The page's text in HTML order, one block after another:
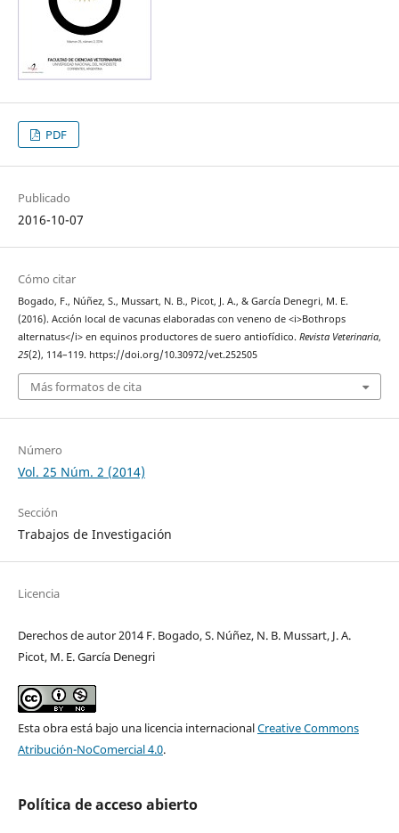
PDF
Publicado
2016-10-07
Cómo citar
Bogado, F., Núñez, S., Mussart, N. B., Picot, J. A., & García Denegri, M. E.
(2016). Acción local de vacunas elaboradas con veneno de <i>Bothrops
alternatus</i> en equinos productores de suero antiofídico. Revista Veterinaria,
25(2), 114–119. https://doi.org/10.30972/vet.252505
Más formatos de cita
Número
Vol. 25 Núm. 2 (2014)
Sección
Trabajos de Investigación
Licencia
Derechos de autor 2014 F. Bogado, S. Núñez, N. B. Mussart, J. A.
Picot, M. E. García Denegri
Esta obra está bajo una licencia internacionalCreative Commons
Atribución-NoComercial 4.0.
Política de acceso abierto